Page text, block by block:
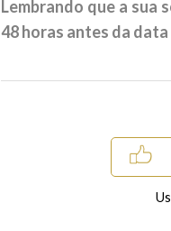
Lembrando que a sua
48 horas antes da